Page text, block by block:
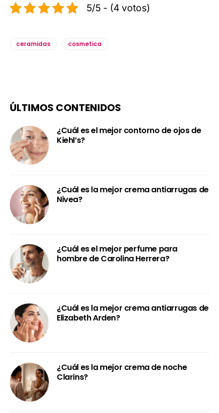
5/5 - (4 votos)
ceramidas cosmetica
ÚLTIMOS CONTENIDOS
¿Cuál es el mejor contorno de ojos de
Kiehl’s?
¿Cuál es la mejor crema antiarrugas de
Nivea?
¿Cuál es el mejor perfume para
hombre de Carolina Herrera?
¿Cuál es la mejor crema antiarrugas de
Elizabeth Arden?
¿Cuál es la mejor crema de noche
Clarins?